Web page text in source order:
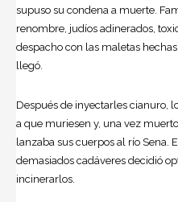
supuso su condena a muerte.
renombre, judíos adinerados,
despacho con las maletas
llegó.
Después de inyectarles cianuro,
a que muriesen y, una vez
lanzaba sus cuerpos al río Sena.
demasiados cadáveres decidió
incinerarlos.